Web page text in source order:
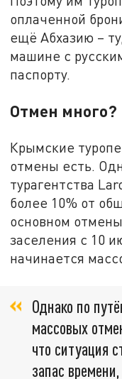
оплаченной
ещё Абхазию –
машине с
паспорту.
Отмен много?
Крымские
отмены есть.
турагентства
более 10% от
основном
заселения с 10
начинается
Однако по
массовых
что ситуация
запас